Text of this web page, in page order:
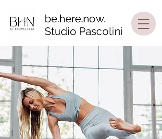
be.here.now.
Studio Pascolini